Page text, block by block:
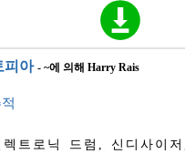
피아 - ~에 의해 Harry Rais
트로닉 드럼, 신디사이